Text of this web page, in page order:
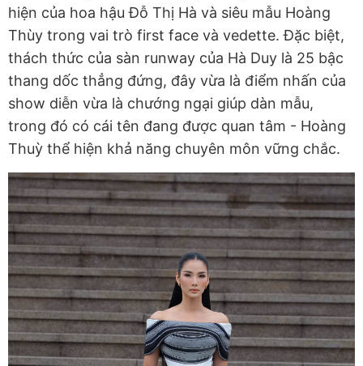
hiện của hoa hậu Đỗ Thị Hà và siêu mẫu Hoàng
Thùy trong vai trò first face và vedette. Đặc biệt,
thách thức của sàn runway của Hà Duy là 25 bậc
thang dốc thẳng đứng, đây vừa là điểm nhấn của
show diễn vừa là chướng ngại giúp dàn mẫu,
trong đó có cái tên đang được quan tâm - Hoàng
Thuỳ thể hiện khả năng chuyên môn vững chắc.